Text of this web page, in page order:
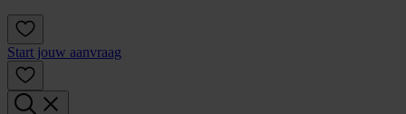
Start jouw aanvraag